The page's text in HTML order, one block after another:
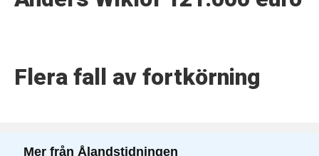
Flera fall av fortkörning